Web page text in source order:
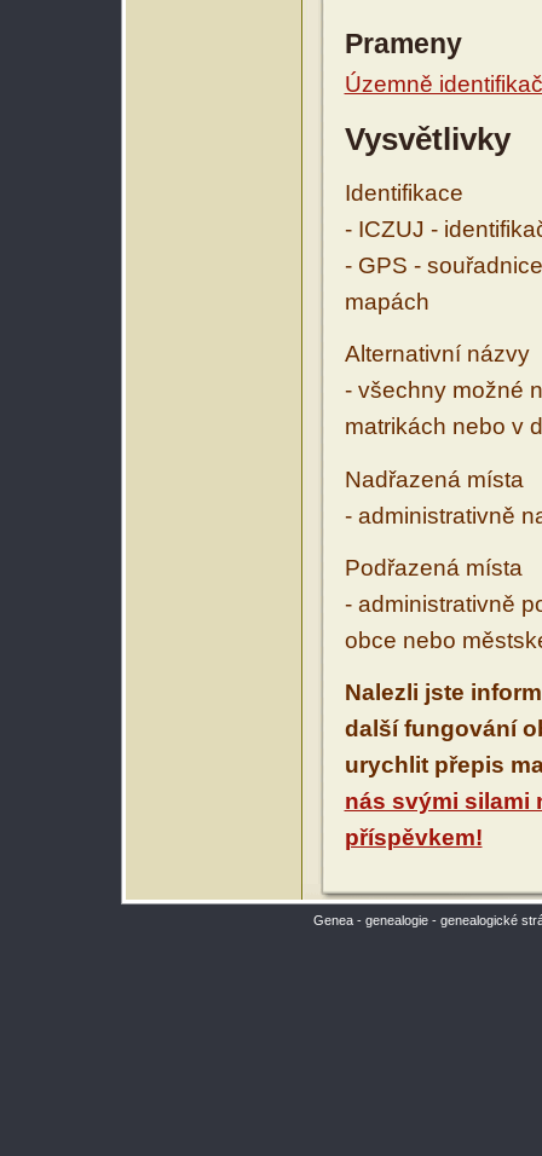
Prameny
Územně
Vysvětlivky
Identifikace
- ICZUJ -
- GPS -
mapách
Alternativní názvy
- všechny možné
matrikách nebo v
Nadřazená místa
- administrativně
Podřazená místa
- administrativně
obce nebo
Nalezli jste
další fungování
urychlit přepis
nás svými silami
příspěvkem!
Genea - genealogie - genealogické